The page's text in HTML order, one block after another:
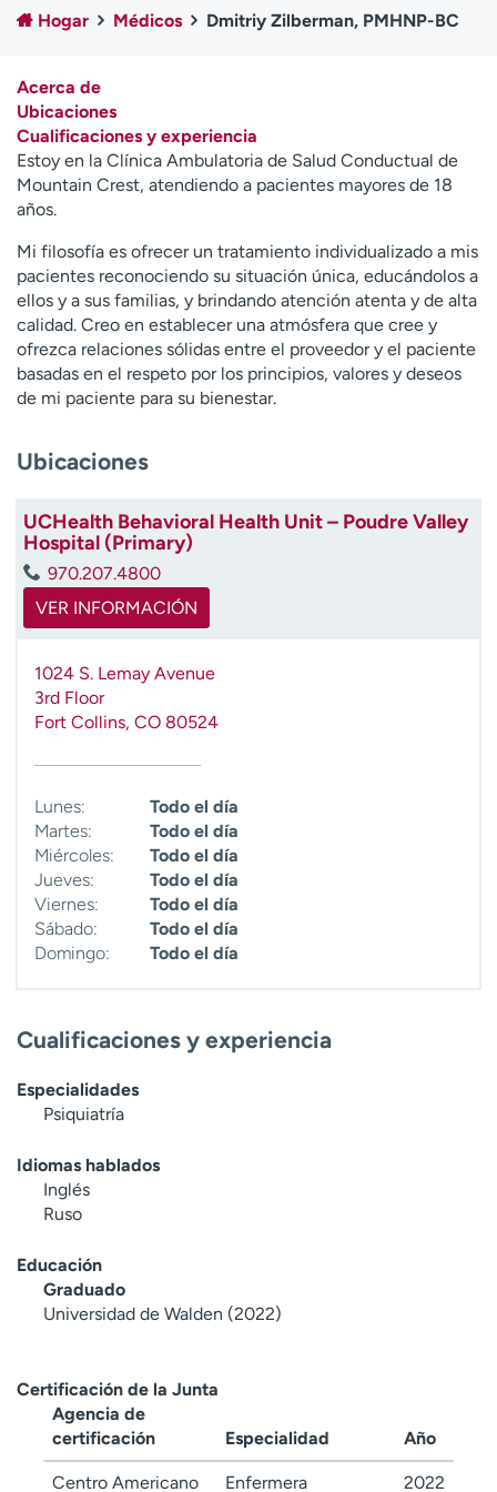
Atención a medios de
comunicación
Contáctenos Noticias e historias
A
y
ú
d
a
m
e
a
e
o
a
Hogar Médicos Dmitriy Zilberman, PMHNP-BC
Acerca de
Ubicaciones
Cualificaciones y experiencia
Estoy en la Clínica Ambulatoria de Salud Conductual de
Mountain Crest, atendiendo a pacientes mayores de 18
años.
Mi filosofía es ofrecer un tratamiento individualizado a mis
pacientes reconociendo su situación única, educándolos a
ellos y a sus familias, y brindando atención atenta y de alta
calidad. Creo en establecer una atmósfera que cree y
ofrezca relaciones sólidas entre el proveedor y el paciente
basadas en el respeto por los principios, valores y deseos
de mi paciente para su bienestar.
Ubicaciones
UCHealth Behavioral Health Unit – Poudre Valley
Hospital (Primary)
970.207.4800
VER INFORMACIÓN
1024 S. Lemay Avenue
3rd Floor
Fort Collins, CO 80524
Lunes:
Todo el día
Martes:
Todo el día
Miércoles:
Todo el día
Jueves:
Todo el día
Viernes:
Todo el día
Sábado:
Todo el día
Domingo:
Todo el día
Cualificaciones y experiencia
Especialidades
Psiquiatría
Idiomas hablados
Inglés
Ruso
Educación
Graduado
Universidad de Walden (2022)
Certificación de la Junta
Agencia de
certificación
Especialidad Año
Centro Americano Enfermera 2022